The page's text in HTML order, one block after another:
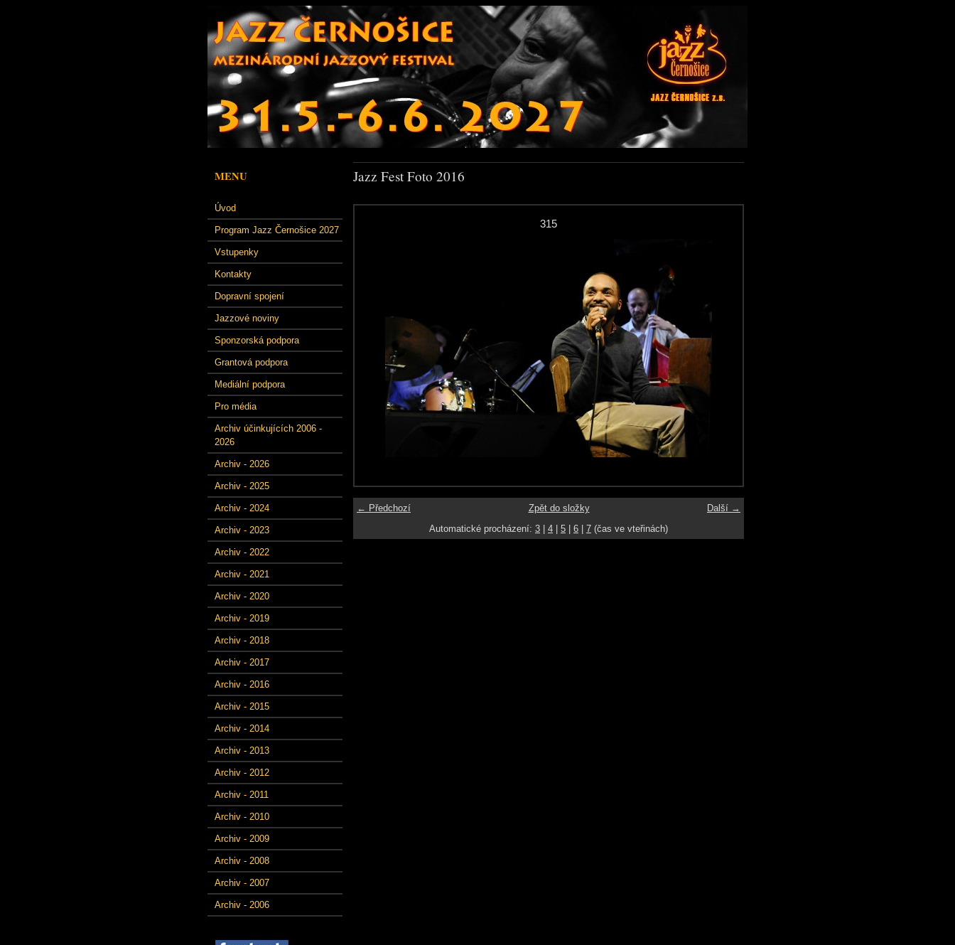
MENU
Úvod
Program Jazz Černošice 2027
Vstupenky
Kontakty
Dopravní spojení
Jazzové noviny
Sponzorská podpora
Grantová podpora
Mediální podpora
Pro média
Archiv účinkujících 2006 -
2026
Archiv - 2026
Archiv - 2025
Archiv - 2024
Archiv - 2023
Archiv - 2022
Archiv - 2021
Archiv - 2020
Archiv - 2019
Archiv - 2018
Archiv - 2017
Archiv - 2016
Archiv - 2015
Archiv - 2014
Archiv - 2013
Archiv - 2012
Archiv - 2011
Archiv - 2010
Archiv - 2009
Archiv - 2008
Archiv - 2007
Archiv - 2006
Jazz Fest Foto 2016
315
← Předchozí Další →
Zpět do složky
Automatické procházení: 3 4 5 6 7 (čas ve vteřinách)